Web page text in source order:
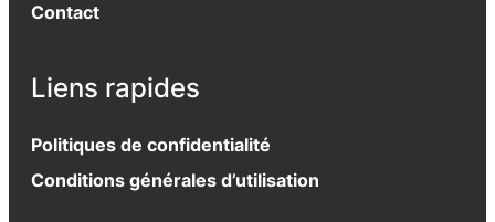
Contact
Liens rapides
Politiques de confidentialité
Conditions générales d’utilisation